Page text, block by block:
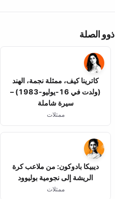
الصلة
كاترينا كيف، ممثلة نجمة، الهند
(ولدت في 16-يوليو-1983) –
سيرة شاملة
ممثلات
ديبيكا بادوكون: من ملاعب كرة
الريشة إلى نجومية بوليوود
ممثلات